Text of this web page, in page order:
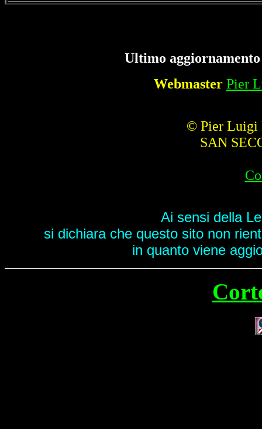
Ultimo
Webmaster Pier
© Pier Luigi
SAN
Ai sensi della
si dichiara che questo sito non
in quanto viene